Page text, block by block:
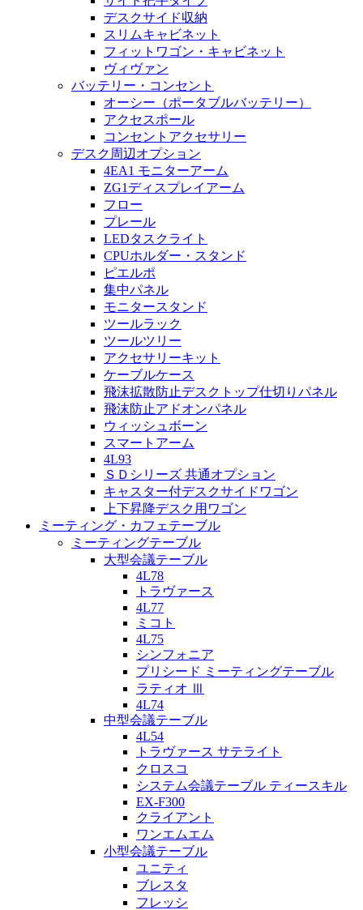
デスクサイド収納
スリムキャビネット
フィットワゴン・キャビネット
ヴィヴァン
バッテリー・コンセント
オーシー（ポータブルバッテリー）
アクセスポール
コンセントアクセサリー
デスク周辺オプション
4EA1 モニターアーム
ZG1ディスプレイアーム
フロー
プレール
LEDタスクライト
CPUホルダー・スタンド
ピエルポ
集中パネル
モニタースタンド
ツールラック
ツールツリー
アクセサリーキット
ケーブルケース
飛沫拡散防止デスクトップ仕切りパネル
飛沫防止アドオンパネル
ウィッシュボーン
スマートアーム
4L93
ＳＤシリーズ 共通オプション
キャスター付デスクサイドワゴン
上下昇降デスク用ワゴン
ミーティング・カフェテーブル
ミーティングテーブル
大型会議テーブル
4L78
トラヴァース
4L77
ミコト
4L75
シンフォニア
プリシード ミーティングテーブル
ラティオ Ⅲ
4L74
中型会議テーブル
4L54
トラヴァース サテライト
クロスコ
システム会議テーブル ティースキル
EX-F300
クライアント
ワンエムエム
小型会議テーブル
ユニティ
ブレスタ
フレッシ